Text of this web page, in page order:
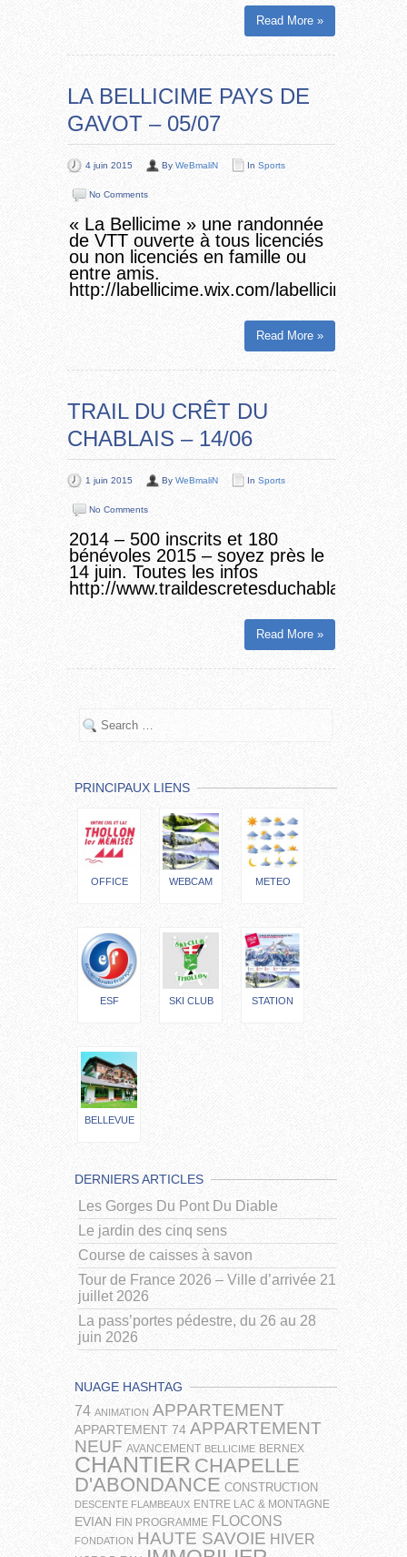
Read More »
LA BELLICIME PAYS DE
GAVOT – 05/07
4 juin 2015 By WeBmaliN In Sports
No Comments
« La Bellicime » une randonnée
de VTT ouverte à tous licenciés
ou non licenciés en famille ou
entre amis.
http://labellicime.wix.com/labellicime
Read More »
TRAIL DU CRÊT DU
CHABLAIS – 14/06
1 juin 2015 By WeBmaliN In Sports
No Comments
2014 – 500 inscrits et 180
bénévoles 2015 – soyez près le
14 juin. Toutes les infos
http://www.traildescretesduchablais.com/
Read More »
PRINCIPAUX LIENS
OFFICE WEBCAM METEO
ESF SKI CLUB STATION
BELLEVUE
DERNIERS ARTICLES
Les Gorges Du Pont Du Diable
Le jardin des cinq sens
Course de caisses à savon
Tour de France 2026 – Ville d’arrivée 21
juillet 2026
La pass’portes pédestre, du 26 au 28
juin 2026
NUAGE HASHTAG
74 ANIMATION APPARTEMENT
APPARTEMENT 74 APPARTEMENT
NEUF AVANCEMENT BELLICIME BERNEX
CHANTIER CHAPELLE
D'ABONDANCE CONSTRUCTION
DESCENTE FLAMBEAUX ENTRE LAC & MONTAGNE
EVIAN FIN PROGRAMME FLOCONS
FONDATION HAUTE SAVOIE HIVER